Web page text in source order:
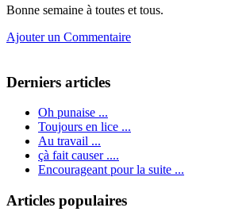
Bonne semaine à toutes et tous.
Ajouter un Commentaire
Derniers articles
Oh punaise ...
Toujours en lice ...
Au travail ...
çà fait causer ....
Encourageant pour la suite ...
Articles populaires